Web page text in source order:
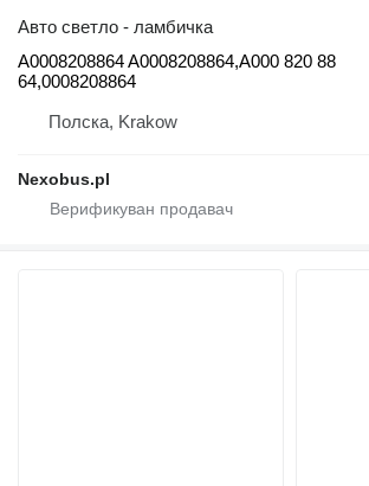
Авто светло - ламбичка
A0008208864 A0008208864,A000 820 88
64,0008208864
Полска, Krakow
Nexobus.pl